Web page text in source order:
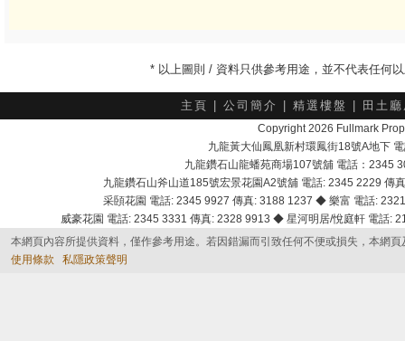
* 以上圖則 / 資料只供參考用途，並不代表任何
主頁 公司簡介 精選樓盤 田土
Copyright 2026 Fullmark
九龍黃大仙鳳凰新村環鳳街18號A地下
九龍鑽石山龍蟠苑商場107號舖 電話：2345
九龍鑽石山斧山道185號宏景花園A2號舖 電話: 2345 2229
采頣花園 電話: 2345 9927 傳真: 3188 1237 ◆ 樂富 電話:
威豪花園 電話: 2345 3331 傳真: 2328 9913 ◆ 星河明居/悅庭軒 電話
本網頁內容所提供資料，僅作參考用途。若因錯漏而引致任何不便或損失，本網
使用條款
私隱政策聲明